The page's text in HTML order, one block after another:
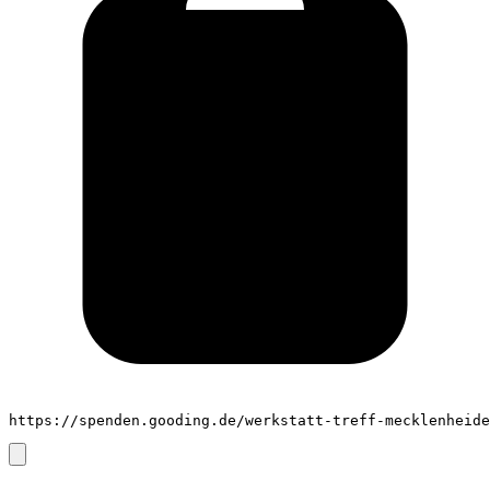
https://spenden.gooding.de/werkstatt-treff-